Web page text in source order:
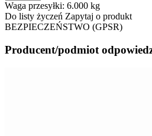
Waga przesyłki: 6.000 kg
Do listy życzeń Zapytaj o produkt
BEZPIECZEŃSTWO (GPSR)
Producent/podmiot